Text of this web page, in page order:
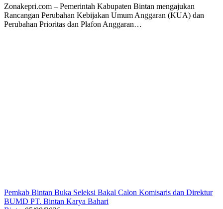
Zonakepri.com – Pemerintah Kabupaten Bintan mengajukan
Rancangan Perubahan Kebijakan Umum Anggaran (KUA) dan
Perubahan Prioritas dan Plafon Anggaran…
Pemkab Bintan Buka Seleksi Bakal Calon Komisaris dan Direktur
BUMD PT. Bintan Karya Bahari